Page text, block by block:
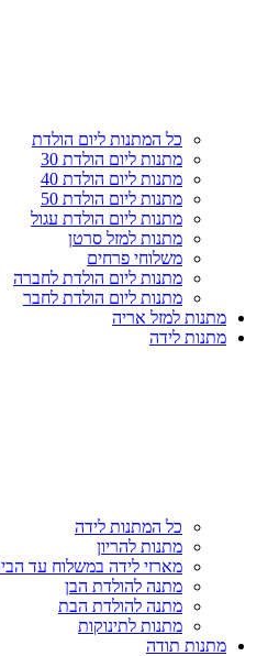
כל המתנות ליום הולדת
מתנות ליום הולדת 30
מתנות ליום הולדת 40
מתנות ליום הולדת 50
מתנות ליום הולדת עגול
מתנות למזל סרטן
משלוחי פרחים
מתנות ליום הולדת לחברה
מתנות ליום הולדת לחבר
מתנות למזל אריה
מתנות לידה
כל המתנות לידה
מתנות להריון
מארזי לידה במשלוח עד
מתנה להולדת הבן
מתנה להולדת הבת
מתנות לתינוקות
מתנות תודה